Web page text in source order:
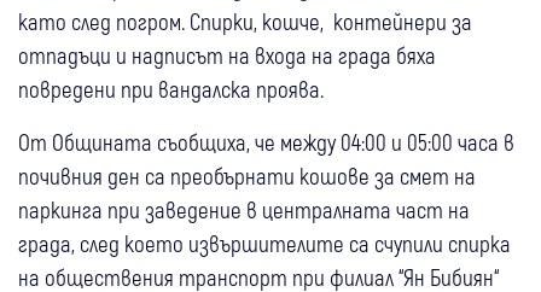
като след погром. Спирки, кошче, контейнери за
отпадъци и надписът на входа на града бяха
повредени при вандалска проява.
От Общината съобщиха, че между 04:00 и 05:00 часа в
почивния ден са преобърнати кошове за смет на
паркинга при заведение в централната част на
града, след което извършителите са счупили спирка
на обществения транспорт при филиал “Ян Бибиян“